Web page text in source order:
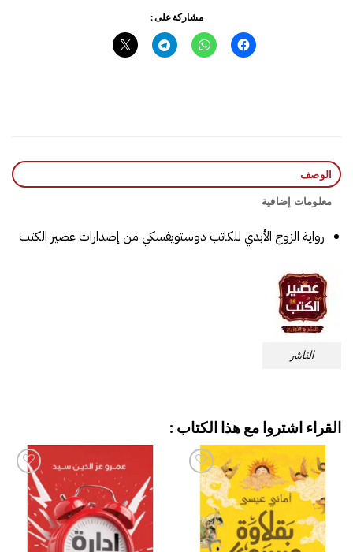
مشاركة على :
الوصف
معلومات إضافية
رواية الزوج الأبدي للكاتب دوستويفسكي من إصدارات عصير الكتب
الناشر
القراء اشتروا مع هذا الكتاب :
إضافة
إلى
قائمة
الرغبات
إضافة
إلى
الرغبات